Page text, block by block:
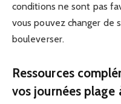
conditions ne sont pas
vous pouvez changer de
bouleverser.
Ressources
vos journées plage